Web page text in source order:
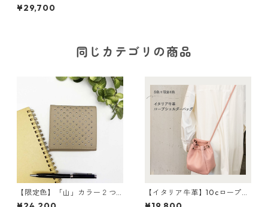
ンドルバッグ＜2色展開＞ M
6041
¥29,700
同じカテゴリの商品
【限定色】「山」カラー２つ
折り財布 <4色展開> 本革
【イタリア牛革】10cロープシ
ョルダー〈8色展開＋限定4